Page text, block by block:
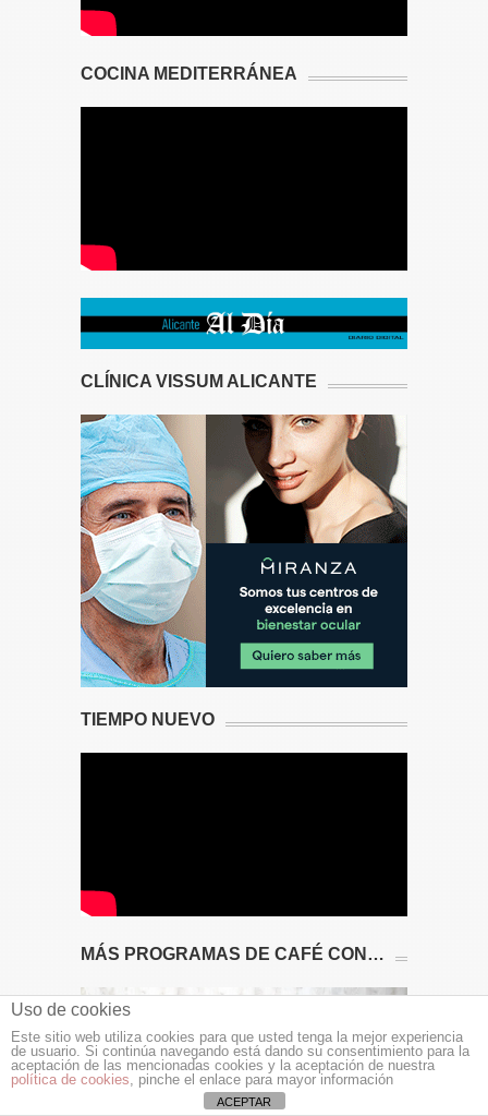
COCINA MEDITERRÁNEA
CLÍNICA VISSUM ALICANTE
TIEMPO NUEVO
MÁS PROGRAMAS DE CAFÉ CON…
Uso de cookies
Este sitio web utiliza cookies para que usted tenga la mejor experiencia
de usuario. Si continúa navegando está dando su consentimiento para la
aceptación de las mencionadas cookies y la aceptación de nuestra
política de cookies, pinche el enlace para mayor información
ACEPTAR